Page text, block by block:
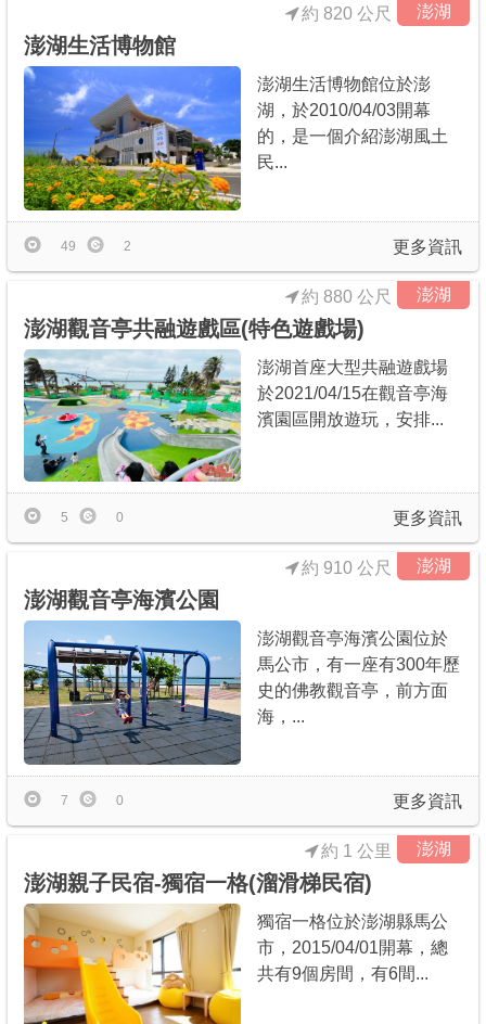
澎湖
澎湖生活博物館
約 820 公尺
澎湖生活博物館位於澎
湖，於2010/04/03開幕
的，是一個介紹澎湖風土
民...
更多資訊
49 2
澎湖
澎湖觀音亭共融遊戲區(特色遊戲場)
約 880 公尺
澎湖首座大型共融遊戲場
於2021/04/15在觀音亭海
濱園區開放遊玩，安排...
更多資訊
5 0
澎湖
澎湖觀音亭海濱公園
約 910 公尺
澎湖觀音亭海濱公園位於
馬公市，有一座有300年歷
史的佛教觀音亭，前方面
海，...
更多資訊
7 0
澎湖
澎湖親子民宿-獨宿一格(溜滑梯民宿)
約 1 公里
獨宿一格位於澎湖縣馬公
市，2015/04/01開幕，總
共有9個房間，有6間...